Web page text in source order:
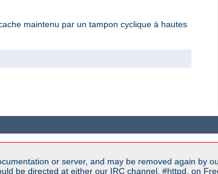
maintenu par un tampon cyclique à hautes
or server, and may be removed again by
be directed at either our IRC channel, #httpd, on